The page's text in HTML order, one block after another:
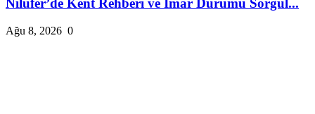
Nilüfer’de Kent Rehberi ve İmar Durumu Sorgul...
Ağu 8, 2026 0